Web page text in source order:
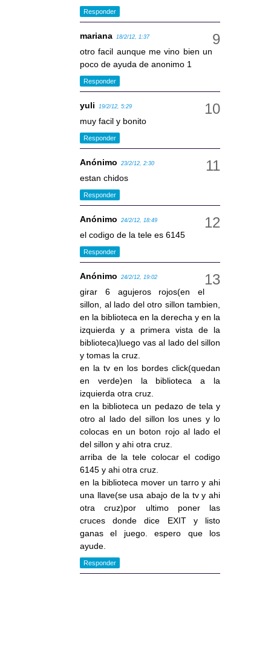
Responder
mariana 18/2/12, 1:37
otro facil aunque me vino bien un
poco de ayuda de anonimo 1
Responder
yuli 19/2/12, 5:29
muy facil y bonito
Responder
Anónimo 23/2/12, 2:30
estan chidos
Responder
Anónimo 24/2/12, 18:49
el codigo de la tele es 6145
Responder
Anónimo 24/2/12, 19:02
girar 6 agujeros rojos(en el
sillon, al lado del otro sillon tambien,
en la biblioteca en la derecha y en la
izquierda y a primera vista de la
biblioteca)luego vas al lado del sillon
y tomas la cruz.
en la tv en los bordes click(quedan
en verde)en la biblioteca a la
izquierda otra cruz.
en la biblioteca un pedazo de tela y
otro al lado del sillon los unes y lo
colocas en un boton rojo al lado el
del sillon y ahi otra cruz.
arriba de la tele colocar el codigo
6145 y ahi otra cruz.
en la biblioteca mover un tarro y ahi
una llave(se usa abajo de la tv y ahi
otra cruz)por ultimo poner las
cruces donde dice EXIT y listo
ganas el juego. espero que los
ayude.
Responder